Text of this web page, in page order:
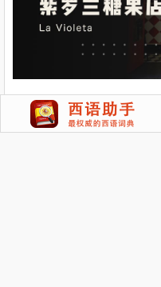
沙发还没有被